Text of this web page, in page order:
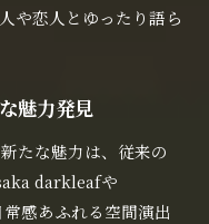
や恋人とゆったり語ら
魅力発見
たな魅力は、従来の
darkleafや
感あふれる空間演出